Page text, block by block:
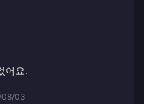
어요.
08/03